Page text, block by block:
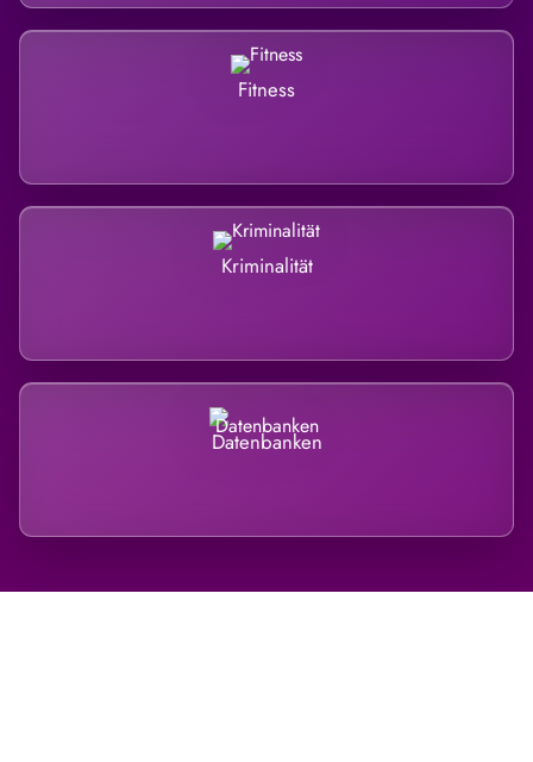
Fitness
Kriminalität
Datenbanken